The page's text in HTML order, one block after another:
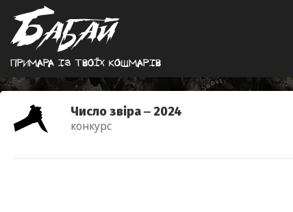
Примара iз твоїх кошмарiв
Число звіра ‒ 2024
конкурс